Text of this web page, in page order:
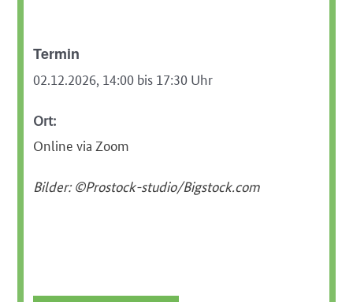
Termin
02.12.2026, 14:00 bis 17:30 Uhr
Ort:
Online via Zoom
Bilder: ©Prostock-studio/Bigstock.com